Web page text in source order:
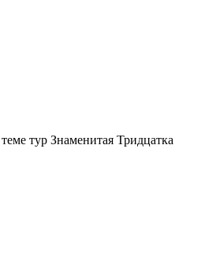
тур Знаменитая Тридцатка